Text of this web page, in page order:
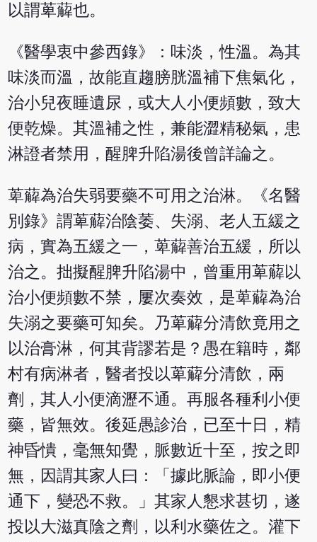
以謂萆薢也。
《醫學衷中參西錄》：味淡，性溫。為其
味淡而溫，故能直趨膀胱溫補下焦氣化，
治小兒夜睡遺尿，或大人小便頻數，致大
便乾燥。其溫補之性，兼能澀精秘氣，患
淋證者禁用，醒脾升陷湯後曾詳論之。
萆薢為治失弱要藥不可用之治淋。《名醫
別錄》謂萆薢治陰萎、失溺、老人五緩之
病，實為五緩之一，萆薢善治五緩，所以
治之。拙擬醒脾升陷湯中，曾重用萆薢以
治小便頻數不禁，屢次奏效，是萆薢為治
失溺之要藥可知矣。乃萆薢分清飲竟用之
以治膏淋，何其背謬若是？愚在籍時，鄰
村有病淋者，醫者投以萆薢分清飲，兩
劑，其人小便滴瀝不通。再服各種利小便
藥，皆無效。後延愚診治，已至十日，精
神昏憒，毫無知覺，脈數近十至，按之即
無，因謂其家人曰：「據此脈論，即小便
通下，變恐不救。」其家人懇求甚切，遂
投以大滋真陰之劑，以利水藥佐之。灌下